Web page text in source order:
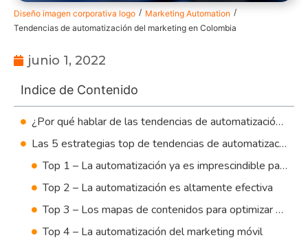
Diseño imagen corporativa logo / Marketing Automation /
Tendencias de automatización del marketing en Colombia
junio 1, 2022
Indice de Contenido
¿Por qué hablar de las tendencias de automatización del marketing en Colombia?
Las 5 estrategias top de tendencias de automatización de marketing en Colombia
Top 1 – La automatización ya es imprescindible para las empresas
Top 2 – La automatización es altamente efectiva
Top 3 – Los mapas de contenidos para optimizar cada momento del funnel
Top 4 – La automatización del marketing móvil